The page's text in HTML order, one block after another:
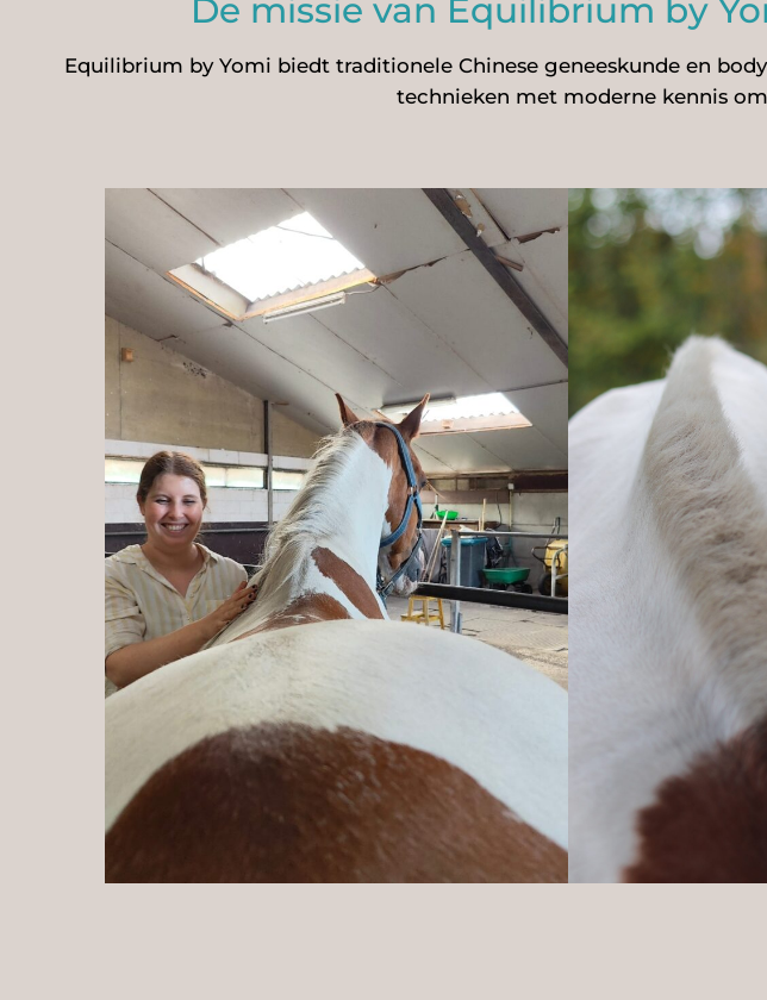
De missie van Equilibrium by
Equilibrium by Yomi biedt traditionele Chinese geneeskunde en
technieken met moderne kennis